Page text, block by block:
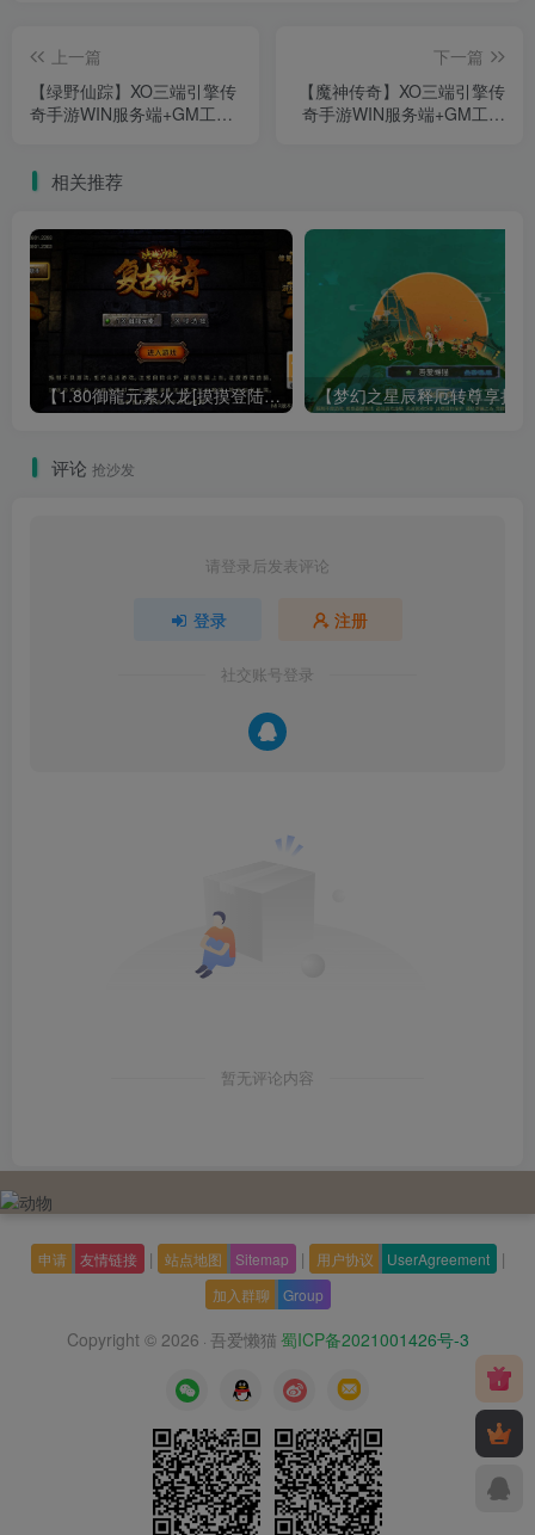
上一篇
【绿野仙踪】XO三端引擎传
奇手游WIN服务端+GM工具
下一篇
【魔神传奇】XO三端引擎传
奇手游WIN服务端+GM工具
相关推荐
【1.80御龍元素火龙[摸摸登陆器]】战神引擎WIN服务端+GM工具+充值后台+双端+架设教程
评论 抢沙发
请登录后发表评论
登录 注册
社交账号登录
暂无评论内容
申请 友情链接 | 站点地图 Sitemap | 用户协议 UserAgreement |
加入群聊 Group
Copyright © 2026 · 吾爱懒猫 蜀ICP备2021001426号-3